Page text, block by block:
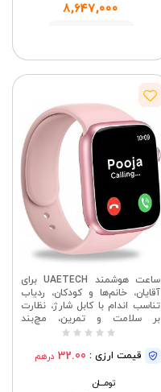
8,647,000
ساعت هوشمند UAETECH برای
آقایان، خانم‌ها و کودکان، ردیاب
تناسب اندام با کابل شارژ، نظارت
بر سلامت و تمرین، مچ‌بند
هوشمند، (صورتی)
قیمت ارزی : 32.00 درهم
تومــــــان